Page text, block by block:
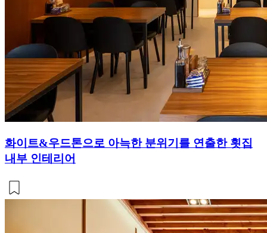
화이트&우드톤으로 아늑한 분위기를 연출한 횟집
내부 인테리어